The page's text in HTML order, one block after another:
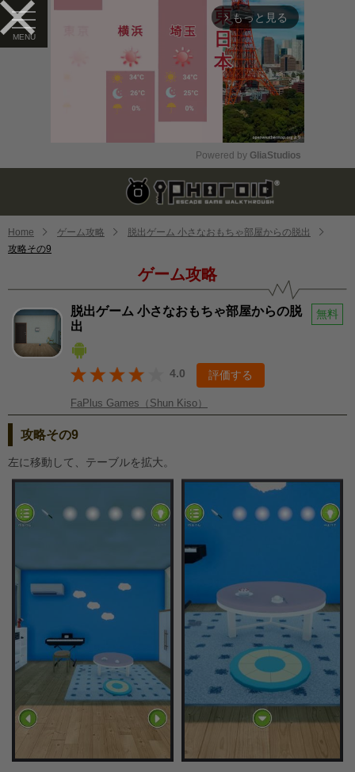
arrow_forward_ios もっと見る
Mute
Powered by GliaStudios
Home ゲーム攻略
脱出ゲーム 小さなおもちゃ部屋からの脱出
攻略その9
ゲーム攻略
脱出ゲーム 小さなおもちゃ部屋からの脱
出
無料
4.0 評価する
FaPlus Games（Shun Kiso）
攻略その9
左に移動して、テーブルを拡大。